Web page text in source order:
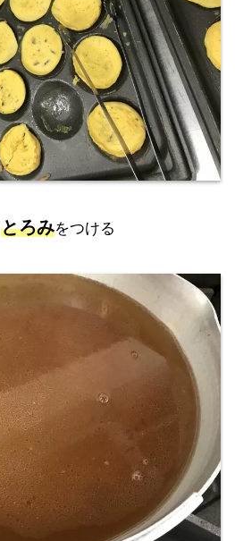
とろみをつける